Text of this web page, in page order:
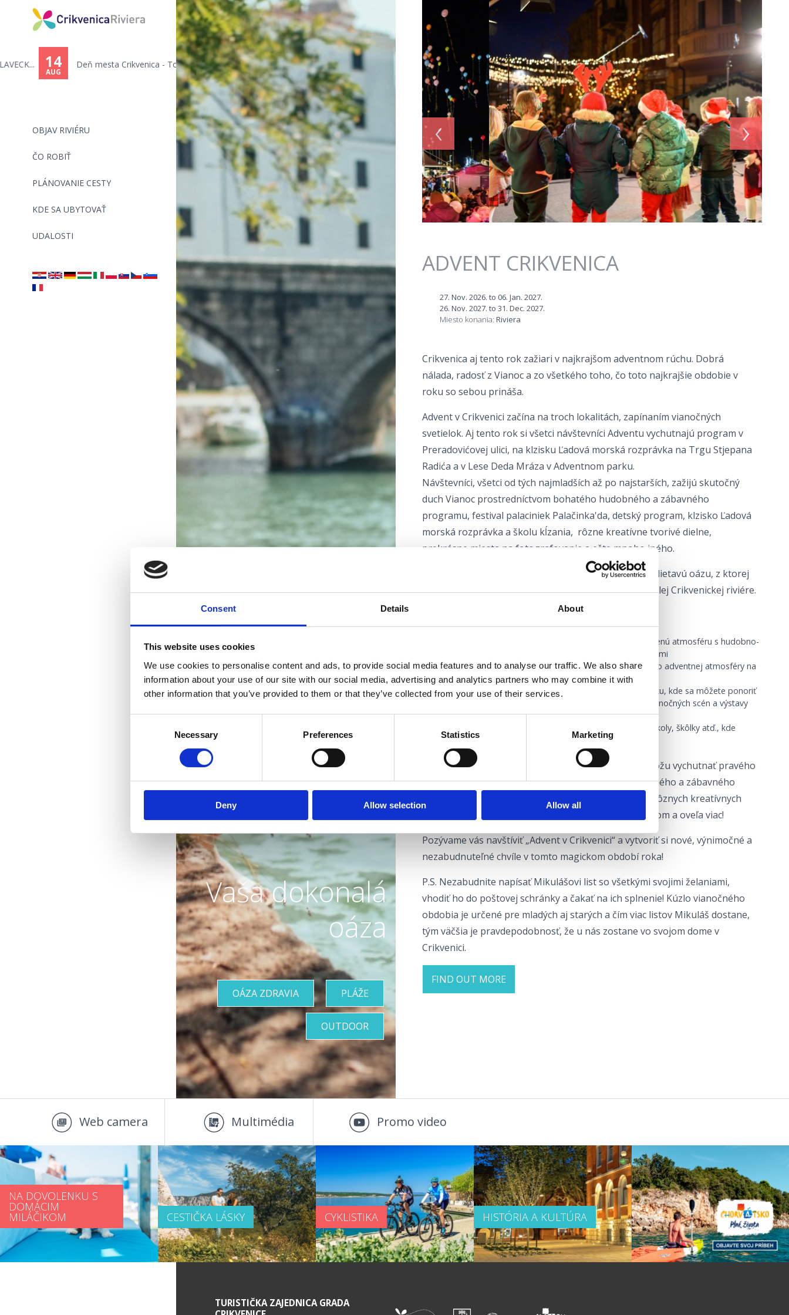
Consent Details About
This website uses cookies
We use cookies to personalise content and ads, to provide social media features and to analyse our traffic. We also share
information about your use of our site with our social media, advertising and analytics partners who may combine it with
other information that you’ve provided to them or that they’ve collected from your use of their services.
Necessary Preferences Statistics Marketing
Deny Allow selection Allow all
Jump to navigation
OBJAV RIVIÉRU
ČO ROBIŤ
PLÁNOVANIE CESTY
KDE SA UBYTOVAŤ
UDALOSTI
14 Deň mesta Crikvenica - Toni C...
‹ ›
ADVENT CRIKVENICA
27. Nov. 2026. to 06. Jan. 2027.
26. Nov. 2027. to 31. Dec. 2027.
Miesto konania: Riviera
Crikvenica aj tento rok zažiari v najkrajšom adventnom rúchu. Dobrá
nálada, radosť z Vianoc a zo všetkého toho, čo toto najkrajšie obdobie v
roku so sebou prináša.
Advent v Crikvenici začína na troch lokalitách, zapínaním vianočných
svetielok. Aj tento rok si všetci návštevníci Adventu vychutnajú program v
Preradovićovej ulici, na klzisku Ľadová morská rozprávka na Trgu Stjepana
Radića a v Lese Deda Mráza v Adventnom parku.
Návštevníci, všetci od tých najmladších až po najstarších, zažijú skutočný
duch Vianoc prostredníctvom bohatého hudobného a zábavného
programu, festival palaciniek Palačinka'da, detský program, klzisko Ľadová
morská rozprávka a školu kĺzania, rôzne kreatívne tvorivé dielne,
prekrásne miesta na fotografovanie a ešte mnoho iného.
Počas „Adventu v Crikvenici“ sa mesto premení na trblietavú oázu, z ktorej
sa slávnostná atmosféra a vianočná radosť šíria po celej Crikvenickej riviére.
Adventné programy sa konajú priamo pri mori:
na Preradovićovej ulici, kde si môžete vychutnať uvoľnenú atmosféru s hudobno-
zábavnými programami a slávnostným jedlom a nápojmi
na Námestí Stjepana Radića, kde sa môžete ponoriť do adventnej atmosféry na
klzisku Ice Sea Fairy Tale a navštíviť Santov domček
v Santovom lese, ktorý sa nachádza v Adventnom parku, kde sa môžete ponoriť
do skutočnej sviatočnej rozprávky plnej kreatívnych vianočných scén a výstavy
ozdobených vianočných stromčekov
na iných miestach, ako sú múzeum, galéria, knižnica, školy, škôlky atď., kde
advent v Crikvenici odhaľuje svoju umeleckú stránku
Všetci návštevníci, od najmenších po najstarších, si môžu vychutnať pravého
adventného ducha prostredníctvom pestrého hudobného a zábavného
programu, detského programu, školy korčuľovania, rôznych kreatívnych
dielní, krásnych fotopostáv, jazdy Mikulášovým vláčikom a oveľa viac!
Pozývame vás navštíviť „Advent v Crikvenici“ a vytvoriť si nové, výnimočné a
nezabudnuteľné chvíle v tomto magickom období roka!
P.S. Nezabudnite napísať Mikulášovi list so všetkými svojimi želaniami,
vhodiť ho do poštovej schránky a čakať na ich splnenie! Kúzlo vianočného
obdobia je určené pre mladých aj starých a čím viac listov Mikuláš dostane,
tým väčšia je pravdepodobnosť, že u nás zostane vo svojom dome v
Crikvenici.
FIND OUT MORE
Vaša dokonalá
oáza
PLÁŽE
OÁZA ZDRAVIA
OUTDOOR
Web camera Multimédia Promo video
NA DOVOLENKU S
DOMÁCIM
MILÁČIKOM CESTIČKA LÁSKY CYKLISTIKA HISTÓRIA A KULTÚRA
TURISTIČKA ZAJEDNICA GRADA